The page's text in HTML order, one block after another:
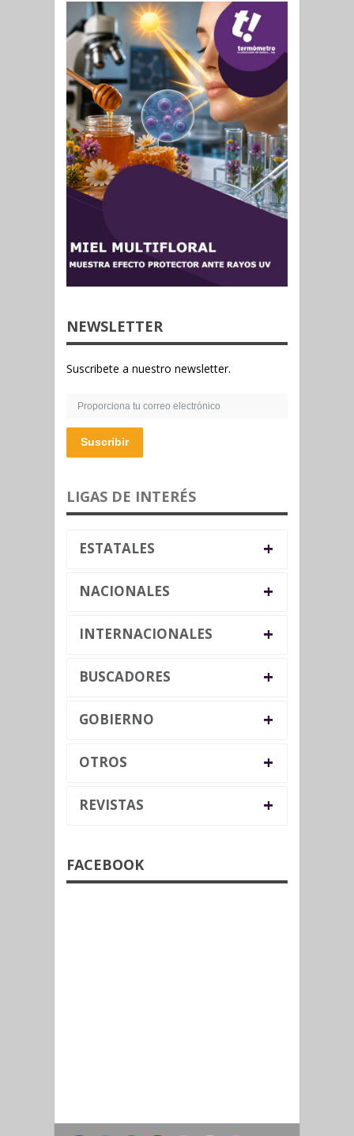
NEWSLETTER
Suscribete a nuestro newsletter.
Suscribir
LIGAS DE INTERÉS
ESTATALES +
NACIONALES +
INTERNACIONALES +
BUSCADORES +
GOBIERNO +
OTROS +
REVISTAS +
FACEBOOK